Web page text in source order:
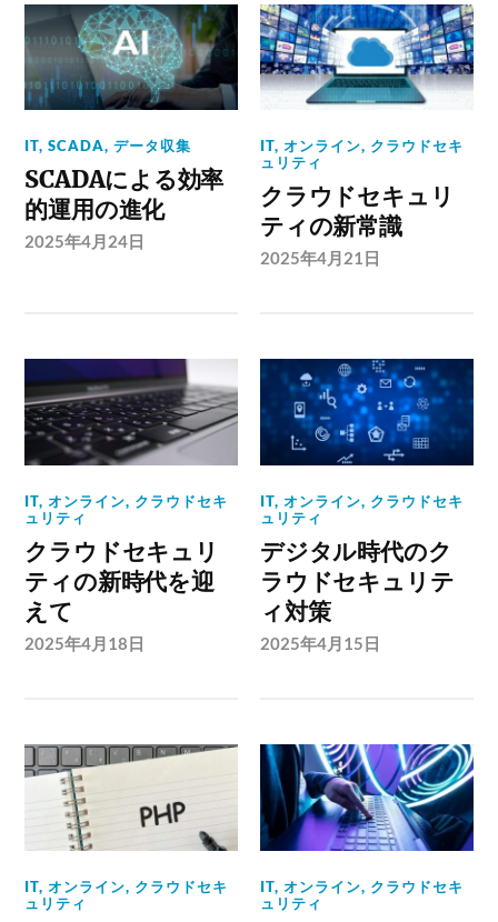
IT,SCADA,データ収集
SCADAによる効率
的運用の進化
2025年4月24日
IT,オンライン, クラウドセキ
ュリティ
クラウドセキュリ
ティの新常識
2025年4月21日
IT,オンライン, クラウドセキ
ュリティ
クラウドセキュリ
ティの新時代を迎
えて
2025年4月18日
IT,オンライン, クラウドセキ
ュリティ
デジタル時代のク
ラウドセキュリテ
ィ対策
2025年4月15日
IT,オンライン, クラウドセキ
ュリティ
IT,オンライン, クラウドセキ
ュリティ